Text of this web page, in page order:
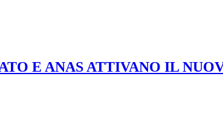
E ANAS ATTIVANO IL